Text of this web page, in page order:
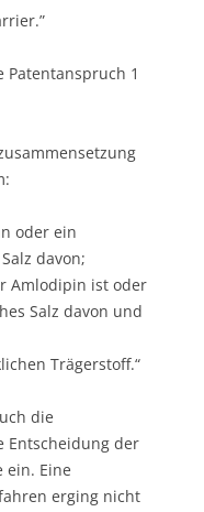
1
oder ein
davon;
Amlodipin ist oder
Salz davon und
Trägerstoff.“
die
Entscheidung der
ein. Eine
erging nicht